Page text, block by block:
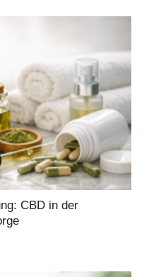
CBD in der